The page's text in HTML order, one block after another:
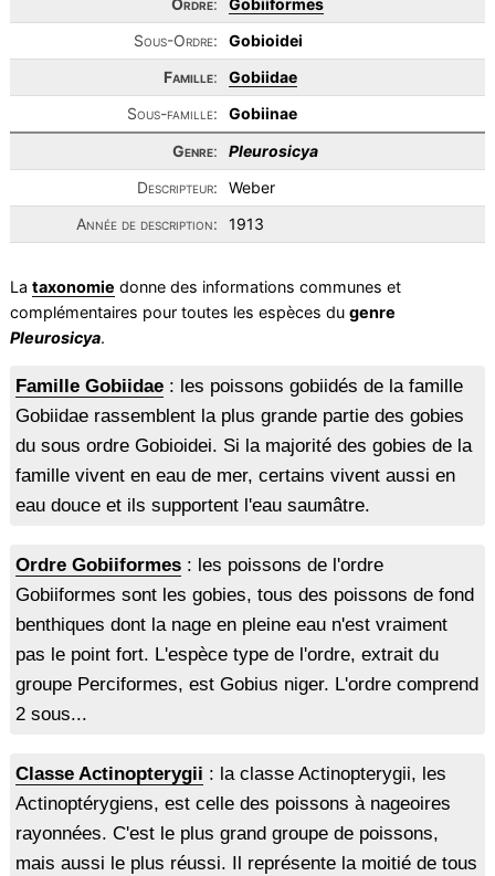
Ordre:
Gobiiformes
Sous-Ordre:
Gobioidei
Famille:
Gobiidae
Sous-famille:
Gobiinae
Genre:
Pleurosicya
Descripteur:
Weber
Année de description:
1913
La taxonomie donne des informations communes et
complémentaires pour toutes les espèces du genre
Pleurosicya.
Famille Gobiidae: les poissons gobiidés de la famille
Gobiidae rassemblent la plus grande partie des gobies
du sous ordre Gobioidei. Si la majorité des gobies de la
famille vivent en eau de mer, certains vivent aussi en
eau douce et ils supportent l'eau saumâtre.
Ordre Gobiiformes: les poissons de l'ordre
Gobiiformes sont les gobies, tous des poissons de fond
benthiques dont la nage en pleine eau n'est vraiment
pas le point fort. L'espèce type de l'ordre, extrait du
groupe Perciformes, est Gobius niger. L'ordre comprend
2 sous...
Classe Actinopterygii : la classe Actinopterygii, les
Actinoptérygiens, est celle des poissons à nageoires
rayonnées. C'est le plus grand groupe de poissons,
mais aussi le plus réussi. Il représente la moitié de tous